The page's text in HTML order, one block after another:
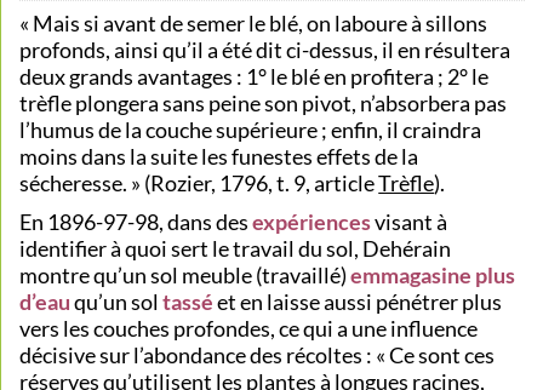
« Mais si avant de semer le blé, on laboure à sillons
profonds, ainsi qu’il a été dit ci-dessus, il en résultera
deux grands avantages : 1° le blé en profitera ; 2° le
trèfle plongera sans peine son pivot, n’absorbera pas
l’humus de la couche supérieure ; enfin, il craindra
moins dans la suite les funestes effets de la
sécheresse. » (Rozier, 1796, t. 9, articleTrèfle).
En 1896-97-98, dans desexpériencesvisant à
identifier à quoi sert le travail du sol, Dehérain
montre qu’un sol meuble (travaillé)emmagasine plus
d’eauqu’un soltasséet en laisse aussi pénétrer plus
vers les couches profondes, ce qui a une influence
décisive sur l’abondance des récoltes : « Ce sont ces
réserves qu’utilisent les plantes à longues racines,